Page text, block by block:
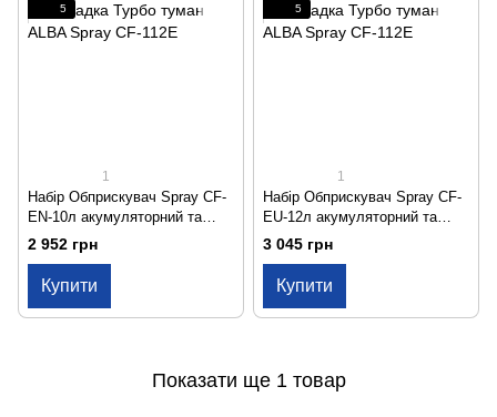
5
1
Набір Обприскувач Spray CF-
EN-10л акумуляторний та
Насадка Турбо туман ALBA
Spray CF-112E
2 952 грн
Купити
5
1
Набір Обприскувач Spray CF-
EU-12л акумуляторний та
Насадка Турбо туман ALBA
Spray CF-112E
3 045 грн
Купити
Показати ще 1 товар